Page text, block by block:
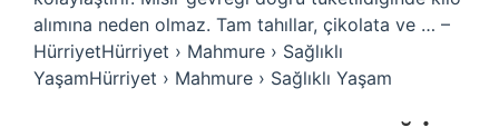
alımına neden olmaz. Tam tahıllar, çikolata ve … –
HürriyetHürriyet › Mahmure › Sağlıklı
YaşamHürriyet › Mahmure › Sağlıklı Yaşam